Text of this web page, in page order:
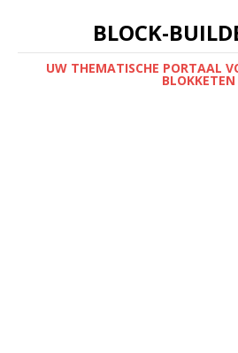
BLOCK-
UW THEMATISCHE PORTAAL
BLOKKETEN